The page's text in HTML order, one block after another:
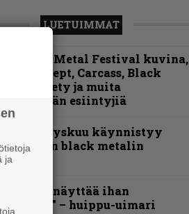
LUETUIMMAT
Metal Festival kuvina,
1 – Accept, Carcass, Black
Society ja muita
esiintyjiä
syyskuu käynnistyy
black metalin
näyttää ihan
– huippu-uimari
ja